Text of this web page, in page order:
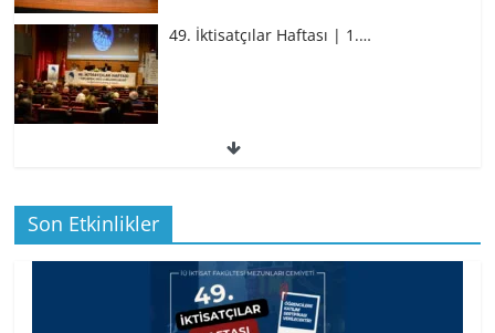
49. İktisatçılar Haftası | 1.…
49. İktisatçılar Haftası | 1.…
BİZ İKTİSATLILAR: İÇİMİZDEN BİRİ PROF.
…
Son Etkinlikler